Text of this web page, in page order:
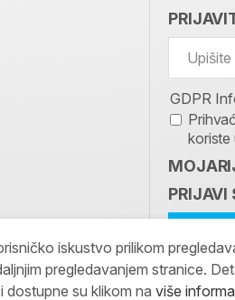
GDPR
koriste
PRIJAVI
iskustvo prilikom
pregledavanjem stranice.
su klikom na više